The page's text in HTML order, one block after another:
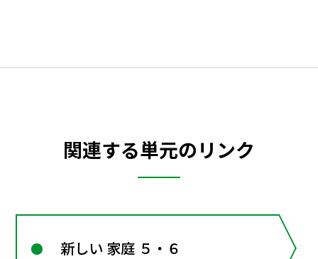
関連する単元のリンク
新しい 家庭 ５・６